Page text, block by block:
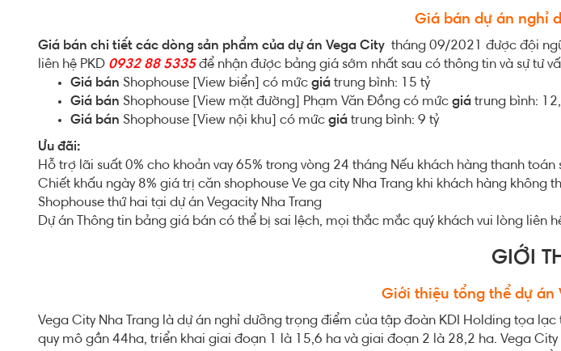
Giá bán dự án nghỉ
Giá bán chi tiết các dòng sản phẩm của dự án Vega City tháng 09/2021 được đội
liên hệ PKD 0932 88 5335 để nhận được bảng giá sớm nhất sau có thông tin và sự tư
Giá bán Shophouse [View biển] có mức giá trung bình: 15 tỷ
Giá bán Shophouse [View mặt đường] Phạm Văn Đồng có mức giá trung bình:
Giá bán Shophouse [View nội khu] có mức giá trung bình: 9 tỷ
Ưu đãi:
Hỗ trợ lãi suất 0% cho khoản vay 65% trong vòng 24 tháng Nếu khách hàng thanh
Chiết khấu ngày 8% giá trị căn shophouse Ve ga city Nha Trang khi khách hàng
Shophouse thứ hai tại dự án Vegacity Nha Trang
Dự án Thông tin bảng giá bán có thể bị sai lệch, mọi thắc mắc quý khách vui lòng liên
GIỚI
Giới thiệu tổng thể dự án
Vega City Nha Trang là dự án nghỉ dưỡng trọng điểm của tập đoàn KDI Holding tọa
quy mô gần 44ha, triển khai giai đoạn 1 là 15,6 ha và giai đoạn 2 là 28,2 ha. Vega